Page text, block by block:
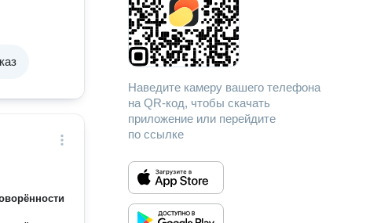
Наведите камеру вашего телефона
на QR-код, чтобы скачать
приложение или перейдите
по ссылке